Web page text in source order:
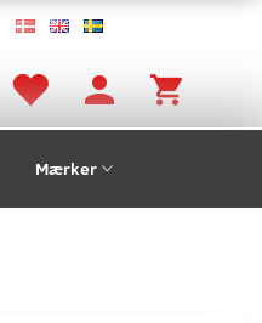
Mærker